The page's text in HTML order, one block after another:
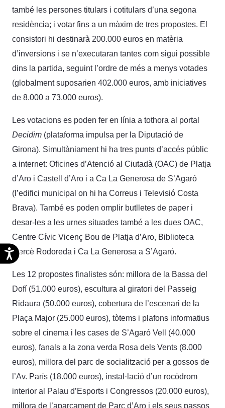
Accesibilidad
també les persones titulars i cotitulars d’una segona
residència; i votar fins a un màxim de tres propostes. El
consistori hi destinarà 200.000 euros en matèria
d’inversions i se n’executaran tantes com sigui possible
dins la partida, seguint l’ordre de més a menys votades
(globalment suposarien 402.000 euros, amb iniciatives
de 8.000 a 73.000 euros).
Les votacions es poden fer en línia a tothora al portal
Decidim (plataforma impulsa per la Diputació de
Girona). Simultàniament hi ha tres punts d’accés públic
a internet: Oficines d’Atenció al Ciutadà (OAC) de Platja
d’Aro i Castell d’Aro i a Ca La Generosa de S’Agaró
(l’edifici municipal on hi ha Correus i Televisió Costa
Brava). També es poden omplir butlletes de paper i
desar-les a les urnes situades també a les dues OAC,
Centre Cívic Vicenç Bou de Platja d’Aro, Biblioteca
Mercè Rodoreda i Ca La Generosa a S’Agaró.
Les 12 propostes finalistes són: millora de la Bassa del
Dofí (51.000 euros), escultura al giratori del Passeig
Ridaura (50.000 euros), cobertura de l’escenari de la
Plaça Major (25.000 euros), tòtems i plafons informatius
sobre el cinema i les cases de S’Agaró Vell (40.000
euros), fanals a la zona verda Rosa dels Vents (8.000
euros), millora del parc de socialització per a gossos de
l’Av. París (18.000 euros), instal·lació d’un rocòdrom
interior al Palau d’Esports i Congressos (20.000 euros),
millora de l’aparcament de Parc d’Aro i els seus passos